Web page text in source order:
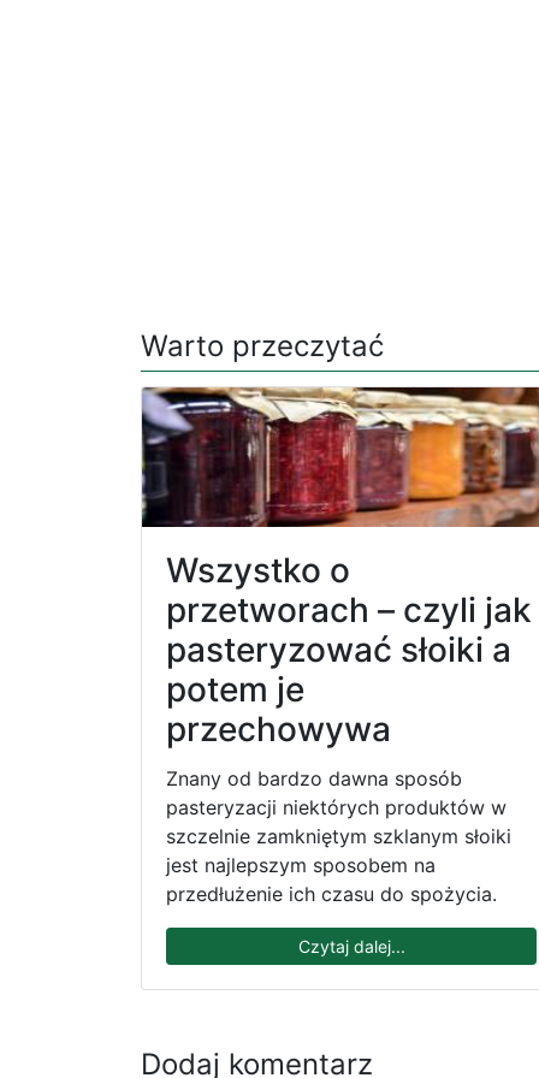
Warto przeczytać
Wszystko o
przetworach – czyli jak
pasteryzować słoiki a
potem je
przechowywa
Znany od bardzo dawna sposób
pasteryzacji niektórych produktów w
szczelnie zamkniętym szklanym słoiki
jest najlepszym sposobem na
przedłużenie ich czasu do spożycia.
Czytaj dalej...
Dodaj komentarz